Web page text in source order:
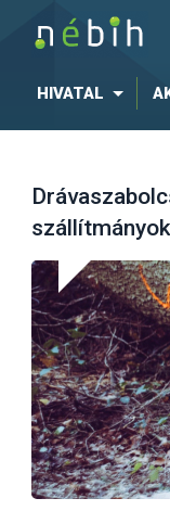
HIVATAL